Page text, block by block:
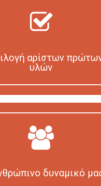
αρίστων
υλών
δυναμικό